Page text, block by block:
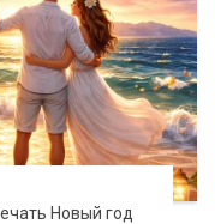
Новый год